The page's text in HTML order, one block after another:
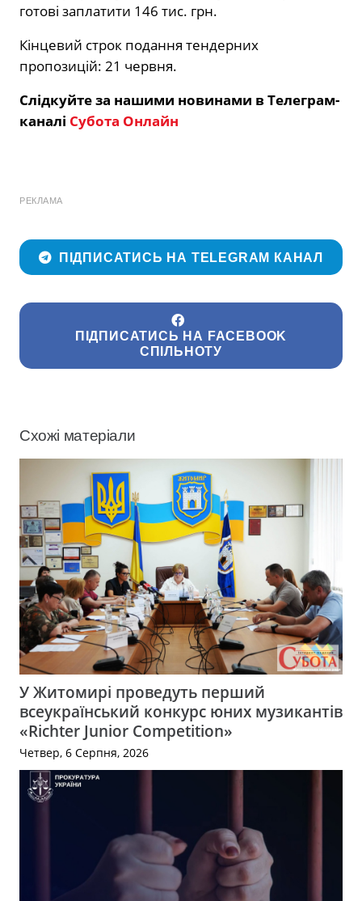
готові заплатити 146 тис. грн.
Кінцевий строк подання тендерних
пропозицій: 21 червня.
Слідкуйте за нашими новинами в Телеграм-
каналі Субота Онлайн
РЕКЛАМА
ПІДПИСАТИСЬ НА TELEGRAM КАНАЛ
ПІДПИСАТИСЬ НА FACEBOOK
СПІЛЬНОТУ
Схожі матеріали
У Житомирі проведуть перший
всеукраїнський конкурс юних музикантів
«Richter Junior Competition»
Четвер, 6 Серпня, 2026